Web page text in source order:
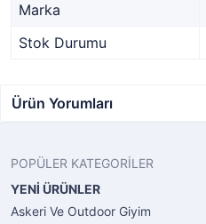
Marka
Stok Durumu
Ürün Yorumları
POPÜLER KATEGORİLER
YENİ ÜRÜNLER
Askeri Ve Outdoor Giyim